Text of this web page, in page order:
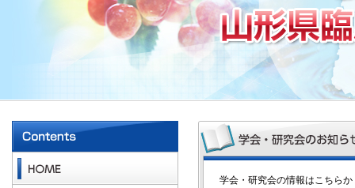
学会・研究会の情報はこちらか